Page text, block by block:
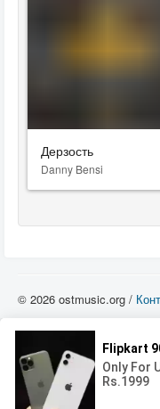
Дерзость
Danny Bensi
© 2026 ostmusic.org /
можете использовать такие
использование производится
вы должны приобрести